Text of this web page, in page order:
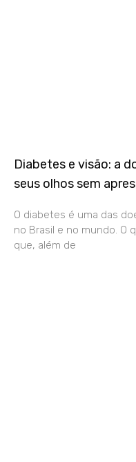
Diabetes e visão: a
seus olhos sem
O diabetes é uma das
no Brasil e no mundo. O
que, além de